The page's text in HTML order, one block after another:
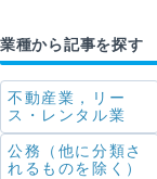
業種から記事を探す
不動産業，リー
ス・レンタル業
公務（他に分類さ
れるものを除く）